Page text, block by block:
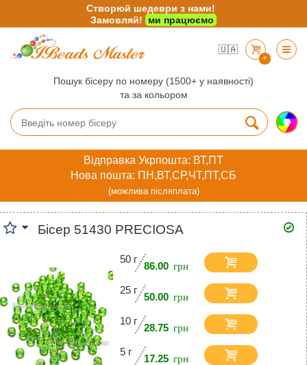
🇺🇦
+
Пошук бісеру по номеру (1500+ у наявності)
та за кольором
Відправка Укрпошта: ВТ,ПТ
Нова пошта: ПН,ВТ,СР,ЧТ,ПТ,СБ
(можлива післяплата)
Бісер 51430 PRECIOSA
50 г
86.00
25 г
50.00
10 г
28.75
5 г
17.25
Створюй шедеври з нами!
Замовляй!
ми працюємо